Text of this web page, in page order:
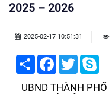
2025 – 2026
2025-02-17 10:51:31
Share Facebook
Twitter
UBND THÀNH PHỐ